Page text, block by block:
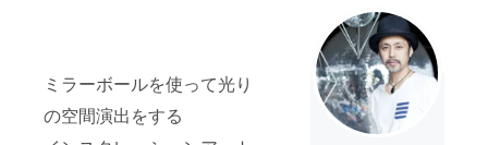
ミラーボールを使って光り
の空間演出をする